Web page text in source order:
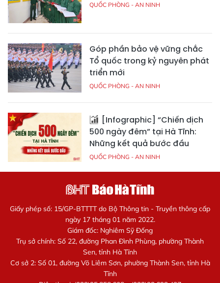
QUỐC PHÒNG - AN NINH
Góp phần bảo vệ vững chắc
Tổ quốc trong kỷ nguyên phát
triển mới
QUỐC PHÒNG - AN NINH
[Infographic] “Chiến dịch
500 ngày đêm” tại Hà Tĩnh:
Những kết quả bước đầu
QUỐC PHÒNG - AN NINH
Giấy phép số: 15/GP-BTTTT do Bộ Thông tin - Truyền thông cấp
ngày 17 tháng 01 năm 2022.
Giám đốc: Nghiêm Sỹ Đống
Trụ sở chính: Số 22, đường Phan Đình Phùng, phường Thành
Sen, tỉnh Hà Tĩnh
Cơ sở 2: Số 01, đường Võ Liêm Sơn, phường Thành Sen, tỉnh Hà
Tĩnh